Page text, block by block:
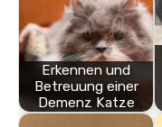
Erkennen und
Betreuung einer
Demenz Katze